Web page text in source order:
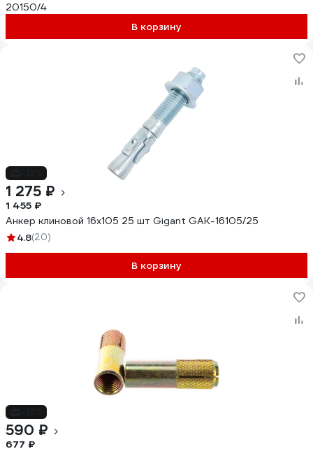
20150/4
В корзину
1 275 ₽
1 455 ₽
Анкер клиновой 16x105 25 шт Gigant GAK-16105/25
4.8(20)
В корзину
590 ₽
677 ₽